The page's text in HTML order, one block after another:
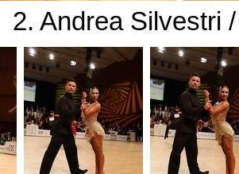
2. Andrea Silvestri